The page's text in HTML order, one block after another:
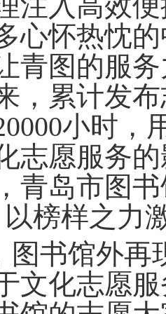
心怀热忱
青图的服
，累计发
小时，
志愿服务
青岛市图
榜样之力
图书馆外再
文化志愿